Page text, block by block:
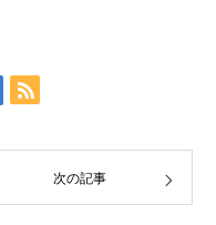
次の記事